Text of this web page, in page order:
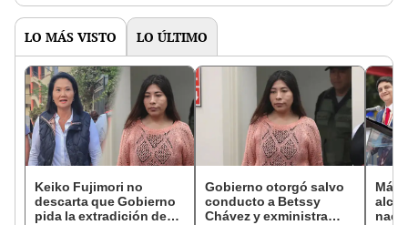
LO MÁS VISTO LO ÚLTIMO
Keiko Fujimori no
descarta que Gobierno
pida la extradición de
Gobierno otorgó salvo
conducto a Betssy
Chávez y exministra
Más